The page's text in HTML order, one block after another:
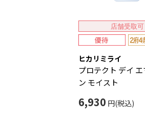
店舗受取可
ヒカリミライ
プロテクト デイ エ
ン モイスト
6,930 円(税込)